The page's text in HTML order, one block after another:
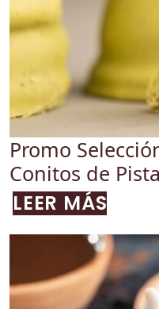
Promo
Conitos de
LEER MÁS